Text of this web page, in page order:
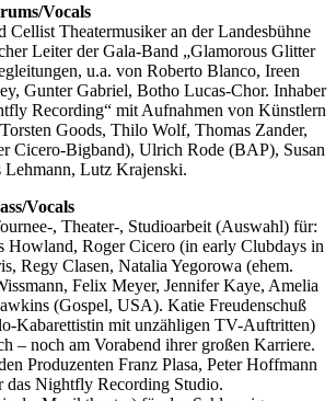
Vocals
Cellist Theatermusiker an der Landesbühne
Leiter der Gala-Band „Glamorous Glitter
u.a. von Roberto Blanco, Ireen
Gunter Gabriel, Botho Lucas-Chor. Inhaber
Recording“ mit Aufnahmen von Künstlern
Goods, Thilo Wolf, Thomas Zander,
Cicero-Bigband), Ulrich Rode (BAP), Susan
Lutz Krajenski.
Vocals
, Theater-, Studioarbeit (Auswahl) für:
Howland, Roger Cicero (in early Clubdays in
Regy Clasen, Natalia Yegorowa (ehem.
Felix Meyer, Jennifer Kaye, Amelia
(Gospel, USA). Katie Freudenschuß
Kabarettistin mit unzähligen TV-Auftritten)
– noch am Vorabend ihrer großen Karriere.
Produzenten Franz Plasa, Peter Hoffmann
Nightfly Recording Studio.